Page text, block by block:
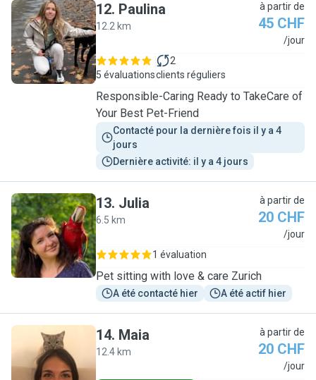
P
12. Paulina
12.2 km
à partir de
45 CHF
/jour
5 évaluations
2
clients réguliers
Responsible-Caring Ready to TakeCare of
Your Best Pet-Friend
Contacté pour la dernière fois il y a 4
jours
Dernière activité: il y a 4 jours
J
13. Julia
6.5 km
à partir de
20 CHF
/jour
1 évaluation
Pet sitting with love & care Zurich
A été contacté hier A été actif hier
M
14. Maia
12.4 km
à partir de
20 CHF
/jour